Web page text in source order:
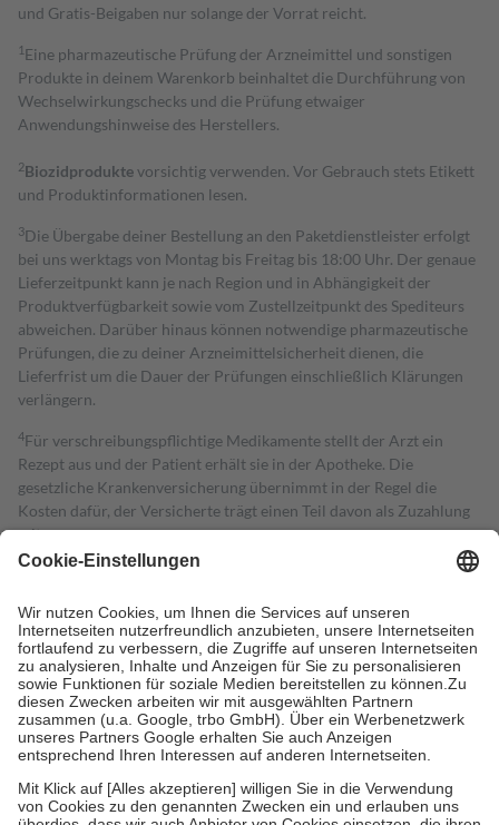
und Gratis-Beigaben nur solange der Vorrat reicht.
1 Eine pharmazeutische Prüfung der Arzneimittel und sonstigen
Produkte in deinem Warenkorb beinhaltet die Durchführung von
Wechselwirkungschecks und die Prüfung etwaiger
Anwendungshinweise des Herstellers.
2Biozidproduktevorsichtig verwenden. Vor Gebrauch stets Etikett
und Produktinformationen lesen.
3Die Übergabe deiner Bestellung an den Paketdienstleister erfolgt
bei uns werktags von Montag bis Freitag bis 18:00 Uhr. Der genaue
Lieferzeitpunkt kann je nach Region und in Abhängigkeit der
Produktverfügbarkeit sowie vom Zustellzeitpunkt des Spediteurs
abweichen. Darüber hinaus können notwendige pharmazeutische
Prüfungen, die zu deiner Arzneimittelsicherheit dienen, die
Lieferfrist um die Dauer der Prüfungen einschließlich Klärungen
verlängern.
4Für verschreibungspflichtige Medikamente stellt der Arzt ein
Rezept aus und der Patient erhält sie in der Apotheke. Die
gesetzliche Krankenversicherung übernimmt in der Regel die
Kosten dafür, der Versicherte trägt einen Teil davon als Zuzahlung
mit.
Grundsätzlich leisten Mitglieder Zuzahlungen in Höhe von zehn
höchstens zehn Euro.
Es sind jedoch nie mehr als die tatsächlichen
Kosten der Leistung zu entrichten.
Diese Regeln gelten grundsätzlich auch für Online-Apotheken.
Bei Heilmitteln und häuslicher Krankenpflege beträgt die
Zuzahlung zehn Prozent der Kosten sowie zehn Euro je
Verordnung.
Um das Engagement der Versicherten für ihre eigene Gesundheit zu
stärken und die besondere Stellung der Familie zu unterstützen,
fallenkeine Zuzahlungenan bei:
• Kindern und Jugendlichen bis zum vollendeten 18. Lebensjahr